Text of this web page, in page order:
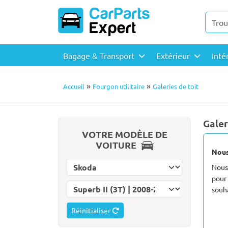
Bagage & Transport Extérieur
Accueil » Fourgon utilitaire » Galeries de toit
VOTRE MODÈLE DE
VOITURE
Choisissez la marque
Choisissez le modèle
Réinitialiser